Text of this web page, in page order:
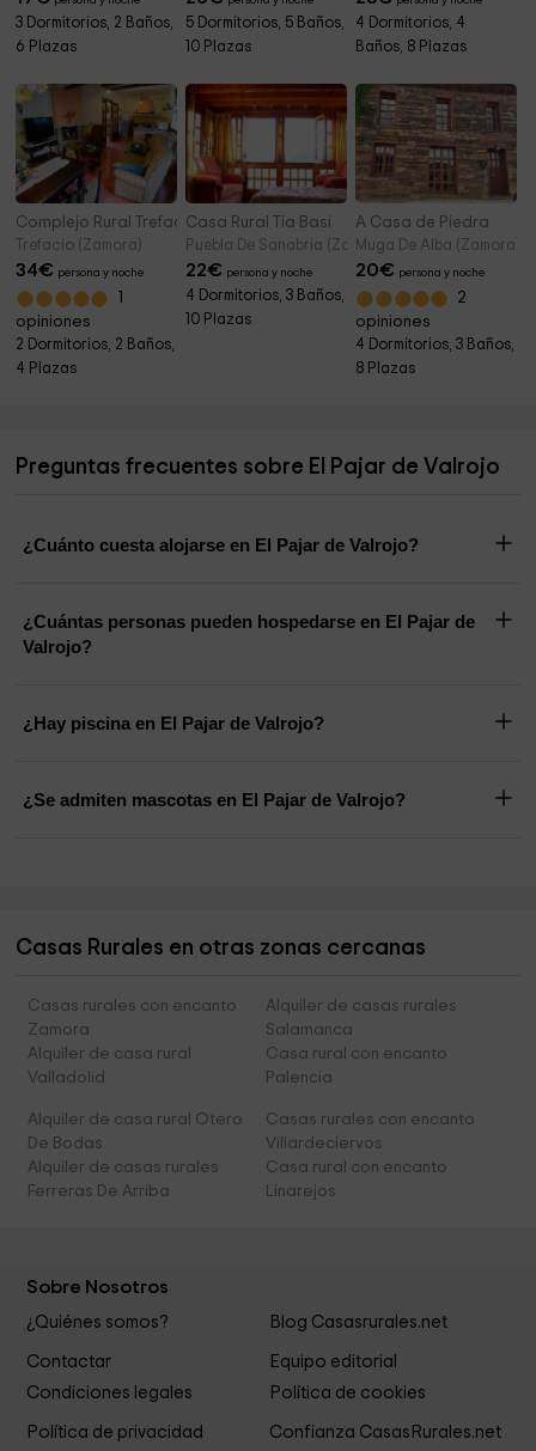
3 Dormitorios, 2 Baños,
6 Plazas
5 Dormitorios, 5 Baños,
10 Plazas
4 Dormitorios, 4
Baños, 8 Plazas
Complejo Rural Trefacio - Casa de 4 plazas
Trefacio (Zamora)
34€ persona y noche
opiniones
2 Dormitorios, 2 Baños,
4 Plazas
Casa Rural Tía Basi
Puebla De Sanabria (Zamora)
22€ persona y noche
4 Dormitorios, 3 Baños,
10 Plazas
A Casa de Piedra
Muga De Alba (Zamora)
20€ persona y noche
2
opiniones
4 Dormitorios, 3 Baños,
8 Plazas
Preguntas frecuentes sobre El Pajar de Valrojo
¿Cuánto cuesta alojarse en El Pajar de Valrojo?
¿Cuántas personas pueden hospedarse en El Pajar de
Valrojo?
¿Hay piscina en El Pajar de Valrojo?
¿Se admiten mascotas en El Pajar de Valrojo?
Casas Rurales en otras zonas cercanas
Casas rurales con encanto
Zamora
Alquiler de casas rurales
Salamanca
Alquiler de casa rural
Valladolid
Casa rural con encanto
Palencia
Alquiler de casa rural Otero
De Bodas
Casas rurales con encanto
Villardeciervos
Alquiler de casas rurales
Ferreras De Arriba
Casa rural con encanto
Linarejos
Sobre Nosotros
¿Quiénes somos? Blog Casasrurales.net
Contactar
Equipo editorial
Condiciones legales
Política de cookies
Política de privacidad Confianza CasasRurales.net